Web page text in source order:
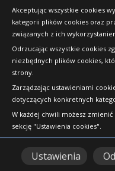
Akceptując wszystkie cookies
kategorii plików cookies oraz
związanych z ich
Odrzucając wszystkie cookies
niezbędnych plików cookies,
strony.
Zarządzając ustawieniami
dotyczących konkretnych
W każdej chwili możesz
sekcję "Ustawienia cookies".
Ustawienia
Copyright ©